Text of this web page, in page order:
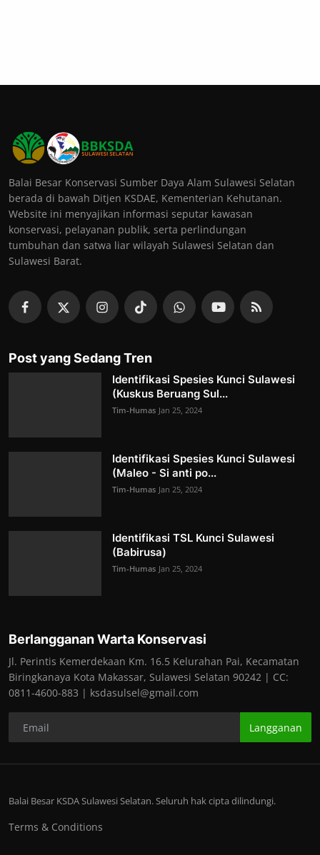
Balai Besar Konservasi Sumber Daya Alam Sulawesi Selatan
berada di bawah Ditjen KSDAE, Kementerian Kehutanan.
Website ini menyajikan informasi seputar kawasan
konservasi, pelayanan publik, serta perlindungan
tumbuhan dan satwa liar wilayah Sulawesi Selatan dan
Sulawesi Barat.
Post yang Sedang Tren
Identifikasi Spesies Kunci Sulawesi
(Kuskus Beruang Sul...
Tim-Humas Jan 25, 2024
Identifikasi Spesies Kunci Sulawesi
(Maleo - Si anti po...
Tim-Humas Jan 25, 2024
Identifikasi TSL Kunci Sulawesi
(Babirusa)
Tim-Humas Jan 25, 2024
Berlangganan Warta Konservasi
Jl. Perintis Kemerdekaan Km. 16.5 Kelurahan Pai, Kecamatan
Biringkanaya Kota Makassar, Sulawesi Selatan 90242 | CC:
0811-4600-883 | ksdasulsel@gmail.com
Langganan
Balai Besar KSDA Sulawesi Selatan. Seluruh hak cipta dilindungi.
Terms & Conditions